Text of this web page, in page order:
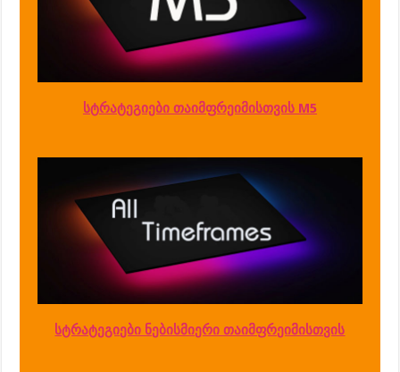
სტრატეგიები თაიმფრეიმისთვის M5
სტრატეგიები ნებისმიერი თაიმფრეიმისთვის